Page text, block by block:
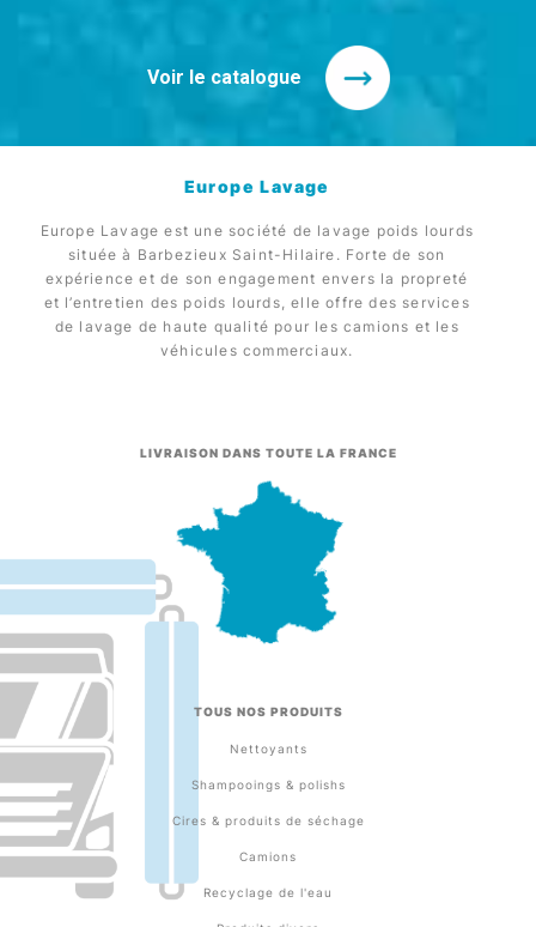
Voir le catalogue
Europe Lavage
Europe Lavage est une société de lavage poids lourds
située à Barbezieux Saint-Hilaire. Forte de son
expérience et de son engagement envers la propreté
et l’entretien des poids lourds, elle offre des services
de lavage de haute qualité pour les camions et les
véhicules commerciaux.
LIVRAISON DANS TOUTE LA FRANCE
TOUS NOS PRODUITS
Nettoyants
Shampooings & polishs
Cires & produits de séchage
Camions
Recyclage de l'eau